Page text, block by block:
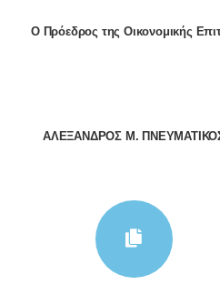
Ο Πρόεδρος της Οικονομικής
ΑΛΕΞΑΝΔΡΟΣ Μ.